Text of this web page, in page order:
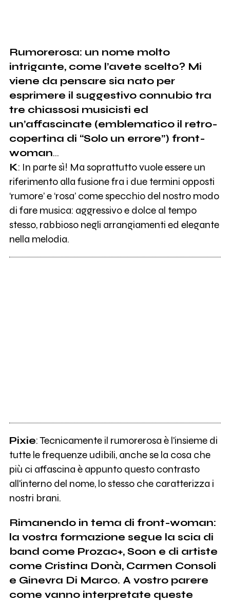
Rumorerosa: un nome molto
intrigante, come l’avete scelto? Mi
viene da pensare sia nato per
esprimere il suggestivo connubio tra
tre chiassosi musicisti ed
un’affascinate (emblematico il retro-
copertina di “Solo un errore”) front-
woman…
K: In parte sì! Ma soprattutto vuole essere un
riferimento alla fusione fra i due termini opposti
‘rumore’ e ‘rosa’ come specchio del nostro modo
di fare musica: aggressivo e dolce al tempo
stesso, rabbioso negli arrangiamenti ed elegante
nella melodia.
Pixie: Tecnicamente il rumorerosa è l'insieme di
tutte le frequenze udibili, anche se la cosa che
più ci affascina è appunto questo contrasto
all'interno del nome, lo stesso che caratterizza i
nostri brani.
Rimanendo in tema di front-woman:
la vostra formazione segue la scia di
band come Prozac+, Soon e di artiste
come Cristina Donà, Carmen Consoli
e Ginevra Di Marco. A vostro parere
come vanno interpretate queste